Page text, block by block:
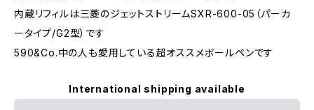
内蔵リフィルは三菱のジェットストリームSXR-600-05（パーカ
ータイプ/G2型）です
590&Co.中の人も愛用している超オススメボールペンです
International shipping available